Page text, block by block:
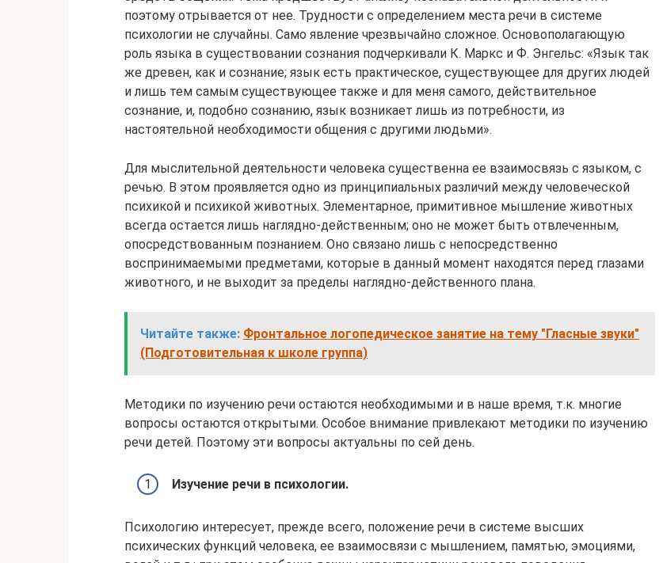
поэтому отрывается от нее. Трудности с определением места речи в системе
психологии не случайны. Само явление чрезвычайно сложное. Основополагающую
роль языка в существовании сознания подчеркивали К. Маркс и Ф. Энгельс: «Язык так
же древен, как и сознание; язык есть практическое, существующее для других людей
и лишь тем самым существующее также и для меня самого, действительное
сознание, и, подобно сознанию, язык возникает лишь из потребности, из
настоятельной необходимости общения с другими людьми».
Для мыслительной деятельности человека существенна ее взаимосвязь с языком, с
речью. В этом проявляется одно из принципиальных различий между человеческой
психикой и психикой животных. Элементарное, примитивное мышление животных
всегда остается лишь наглядно-действенным; оно не может быть отвлеченным,
опосредствованным познанием. Оно связано лишь с непосредственно
воспринимаемыми предметами, которые в данный момент находятся перед глазами
животного, и не выходит за пределы наглядно-действенного плана.
Читайте также: Фронтальное логопедическое занятие на тему "Гласные звуки"
(Подготовительная к школе группа)
Методики по изучению речи остаются необходимыми и в наше время, т.к. многие
вопросы остаются открытыми. Особое внимание привлекают методики по изучению
речи детей. Поэтому эти вопросы актуальны по сей день.
Изучение речи в психологии.
Психологию интересует, прежде всего, положение речи в системе высших
психических функций человека, ее взаимосвязи с мышлением, памятью, эмоциями,